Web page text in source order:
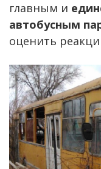
главным и
автобусным
оценить